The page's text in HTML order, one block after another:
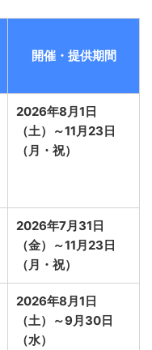
開催・提供期間
2026年8月1日
（土）～11月23日
（月・祝）
2026年7月31日
（金）～11月23日
（月・祝）
2026年8月1日
（土）～9月30日
（水）